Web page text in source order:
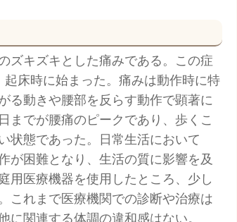
ズキズキとした痛みである。この症
床時に始まった。痛みは動作時に特
る動きや腰部を反らす動作で顕著に
までが腰痛のピークであり、歩くこ
状態であった。日常生活において
が困難となり、生活の質に影響を及
用医療機器を使用したところ、少し
これまで医療機関での診断や治療は
に関連する体調の違和感はない。